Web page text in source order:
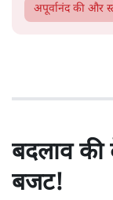
अपूर्वानंदकी और
बदलाव
बजट!